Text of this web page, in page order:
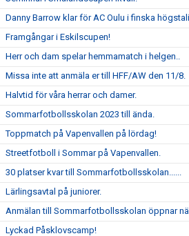
Danny Barrow klar för AC Oulu i finska
Framgångar i Eskilscupen!
Herr och dam spelar hemmamatch i helgen..
Missa inte att anmäla er till HFF/AW den 11/8.
Halvtid för våra herrar och damer.
Sommarfotbollsskolan 2023 till ända.
Toppmatch på Vapenvallen på lördag!
Streetfotboll i Sommar på Vapenvallen.
30 platser kvar till Sommarfotbollsskolan......
Lärlingsavtal på juniorer.
Anmälan till Sommarfotbollsskolan öppnar
Lyckad Påsklovscamp!